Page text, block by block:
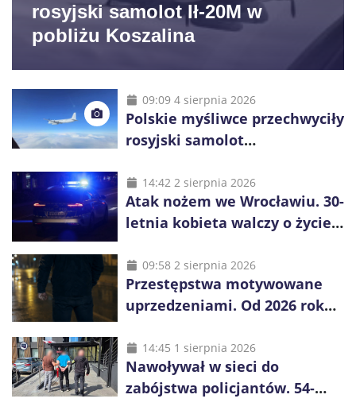
rosyjski samolot Ił-20M w
pobliżu Koszalina
09:09 4 sierpnia 2026
Polskie myśliwce przechwyciły
rosyjski samolot
14:42 2 sierpnia 2026
Atak nożem we Wrocławiu. 30-
letnia kobieta walczy o życie,
obywatela Ukrainy
09:58 2 sierpnia 2026
Przestępstwa motywowane
uprzedzeniami. Od 2026 roku
liczenia danych
14:45 1 sierpnia 2026
Nawoływał w sieci do
zabójstwa policjantów. 54-